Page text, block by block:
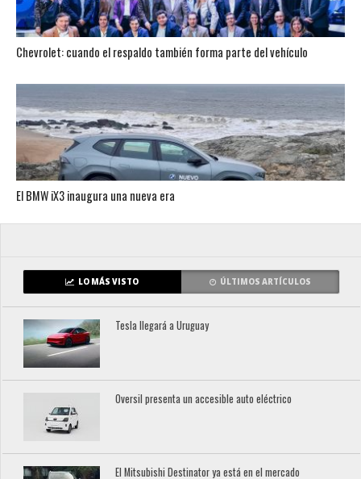
Chevrolet: cuando el respaldo también forma parte del vehículo
El BMW iX3 inaugura una nueva era
LO MÁS VISTO ÚLTIMOS ARTÍCULOS
Tesla llegará a Uruguay
Oversil presenta un accesible auto eléctrico
El Mitsubishi Destinator ya está en el mercado